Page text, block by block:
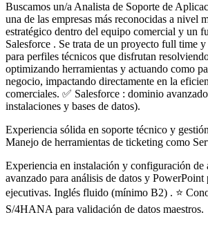
Buscamos un/a Analista de Soporte de
una de las empresas más reconocidas a nivel
estratégico dentro del equipo comercial y un
Salesforce . Se trata de un proyecto full time
para perfiles técnicos que disfrutan
optimizando herramientas y actuando como
negocio, impactando directamente en la
comerciales. ✅ Salesforce : dominio
instalaciones y bases de datos).
Experiencia sólida en soporte técnico y
Manejo de herramientas de ticketing como
Experiencia en instalación y configuración de
avanzado para análisis de datos y PowerPoint
ejecutivas. Inglés fluido (mínimo B2) . ⭐
S/4HANA para validación de datos maestros.